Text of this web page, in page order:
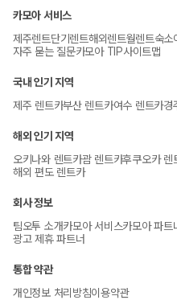
카모아 서비스
제주렌트단기렌트해외렌트월렌트숙소
자주 묻는 질문카모아 TIP사이트맵
국내 인기 지역
제주 렌트카부산 렌트카여수 렌트카경
해외 인기 지역
오키나와 렌트카괌 렌트카후쿠오카 렌
해외 편도 렌트카
회사 정보
팀오투 소개카모아 서비스카모아 파트
광고 제휴 파트너
통합 약관
개인정보 처리방침이용약관